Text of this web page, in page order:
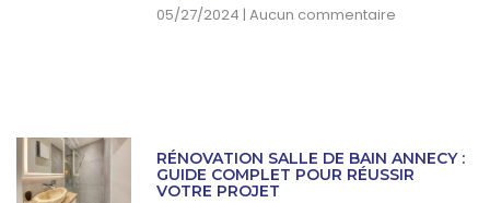
05/27/2024 Aucun commentaire
RÉNOVATION SALLE DE BAIN ANNECY :
GUIDE COMPLET POUR RÉUSSIR
VOTRE PROJET